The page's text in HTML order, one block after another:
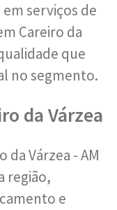
serviços de
Careiro da
que
no segmento.
da Várzea
da Várzea - AM
região,
e